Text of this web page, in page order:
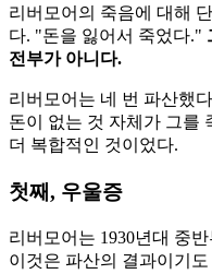
리버모어의 죽음에 대해
다. "돈을 잃어서 죽었다."
전부가 아니다.
리버모어는 네 번 파산했
돈이 없는 것 자체가 그를
더 복합적인 것이었다.
첫째, 우울증
리버모어는 1930년대 중
이것은 파산의 결과이기